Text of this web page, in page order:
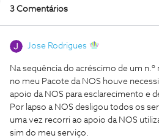
3 Comentários
Jose Rodrigues
Na sequência do acréscimo de um
no meu Pacote da NOS houve
apoio da NOS para esclarecimento e
Por lapso a NOS desligou todos os
uma vez recorri ao apoio da NOS
sim do meu serviço.